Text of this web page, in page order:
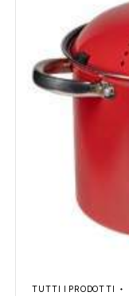
TUTTI I PRODOTTI